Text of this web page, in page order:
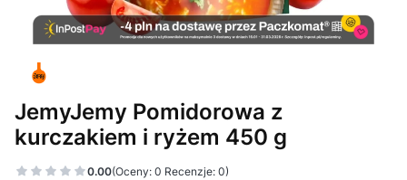
JemyJemy Pomidorowa z
kurczakiem i ryżem 450 g
0.00(Oceny: 0 Recenzje: 0)